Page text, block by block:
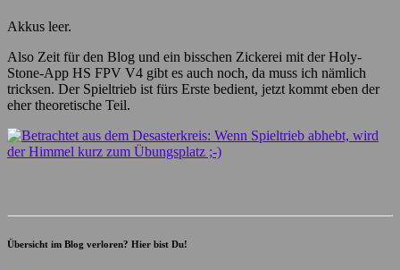
Akkus leer.
Also Zeit für den Blog und ein bisschen Zickerei mit der Holy-
Stone-App HS FPV V4 gibt es auch noch, da muss ich nämlich
tricksen. Der Spieltrieb ist fürs Erste bedient, jetzt kommt eben der
eher theoretische Teil.
Übersicht im Blog verloren? Hier bist Du!